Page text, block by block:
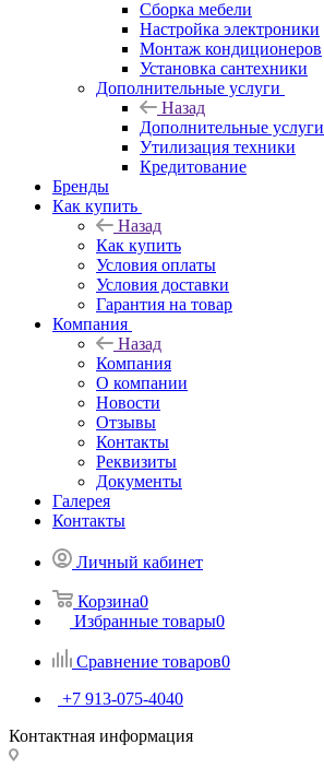
Сборка мебели
Настройка электроники
Монтаж кондиционеров
Установка сантехники
Дополнительные услуги
Назад
Дополнительные услуги
Утилизация техники
Кредитование
Бренды
Как купить
Назад
Как купить
Условия оплаты
Условия доставки
Гарантия на товар
Компания
Назад
Компания
О компании
Новости
Отзывы
Контакты
Реквизиты
Документы
Галерея
Контакты
Личный кабинет
Корзина0
Избранные товары0
Сравнение товаров0
+7 913-075-4040
Контактная информация